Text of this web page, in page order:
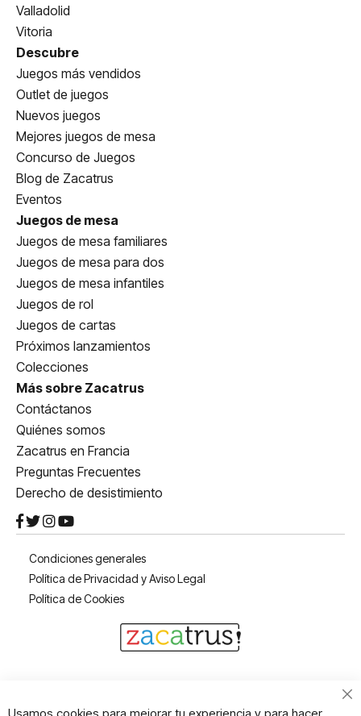
Valladolid
Vitoria
Descubre
Juegos más vendidos
Outlet de juegos
Nuevos juegos
Mejores juegos de mesa
Concurso de Juegos
Blog de Zacatrus
Eventos
Juegos de mesa
Juegos de mesa familiares
Juegos de mesa para dos
Juegos de mesa infantiles
Juegos de rol
Juegos de cartas
Próximos lanzamientos
Colecciones
Más sobre Zacatrus
Contáctanos
Quiénes somos
Zacatrus en Francia
Preguntas Frecuentes
Derecho de desistimiento
Condiciones generales
Política de Privacidad y Aviso Legal
Política de Cookies